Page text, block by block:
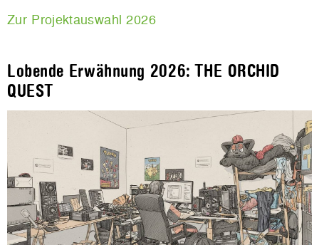
Zur Projektauswahl 2026
Lobende Erwähnung 2026: THE ORCHID
QUEST